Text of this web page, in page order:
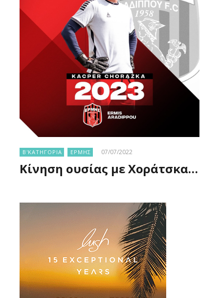
Β'ΚΑΤΗΓΟΡΙΑ ΕΡΜΗΣ 07/07/2022
Κίνηση ουσίας με Χοράτσκα…